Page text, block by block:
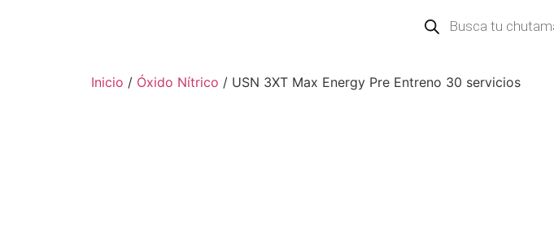
Inicio / Óxido Nítrico / USN 3XT Max Energy Pre Entreno 30 servicios